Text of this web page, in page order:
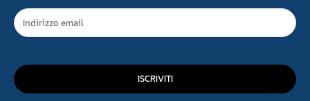
ISCRIVITI